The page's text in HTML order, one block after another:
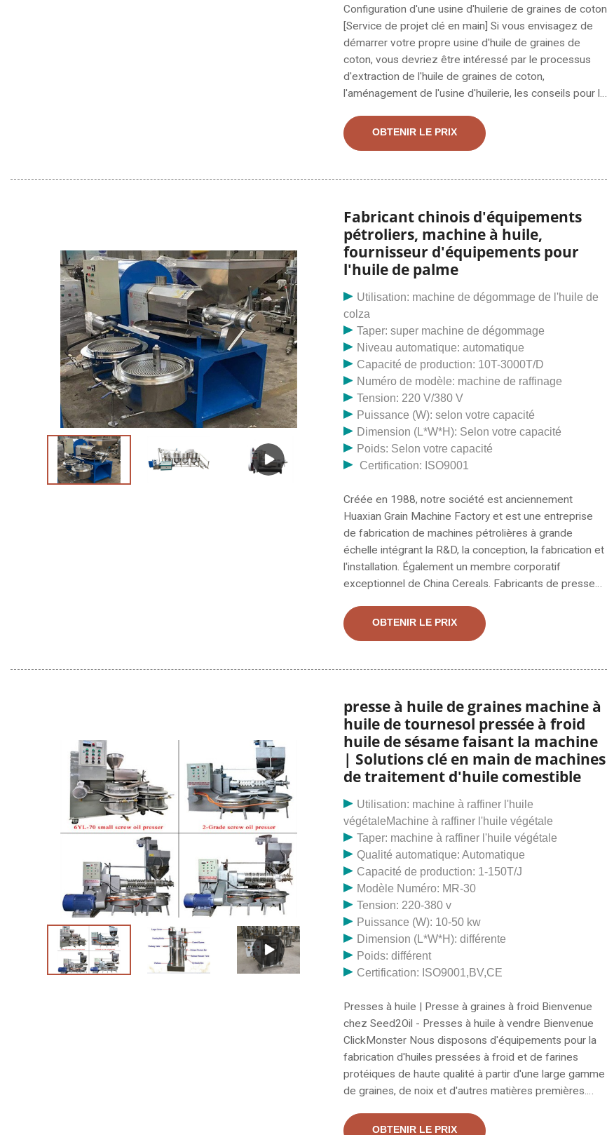
Configuration d'une usine d'huilerie de graines de coton
[Service de projet clé en main] Si vous envisagez de
démarrer votre propre usine d'huile de graines de
coton, vous devriez être intéressé par le processus
d'extraction de l'huile de graines de coton,
l'aménagement de l'usine d'huilerie, les conseils pour la
Je souhaite acheter une petite usine de pressage
d'huile et une petite ligne de raffinage d'huile pour
comme le tournesol, le soja, le sésame et les graines
FO Cher Monsieur, Puis-je savoir quel est votre
principal ?
OBTENIR LE PRIX
Fabricant chinois d'équipements
pétroliers, machine à huile,
fournisseur d'équipements pour
l'huile de palme
Utilisation: machine de dégommage de l'huile de
colza
Taper: super machine de dégommage
Niveau automatique: automatique
Capacité de production: 10T-3000T/D
Numéro de modèle: machine de raffinage
Tension: 220 V/380 V
Puissance (W): selon votre capacité
Dimension (L*W*H): Selon votre capacité
Poids: Selon votre capacité
Certification: ISO9001
Créée en 1988, notre société est anciennement
Huaxian Grain Machine Factory et est une entreprise
de fabrication de machines pétrolières à grande
échelle intégrant la R&D, la conception, la fabrication et
l'installation. Également un membre corporatif
exceptionnel de China Cereals. Fabricants de presses
presse à huile de haute qualité au meilleur prix auprès
de fabricants chinois certifiés de pompes à huile, de
OBTENIR LE PRIX
presse à huile de graines machine à
huile de tournesol pressée à froid
huile de sésame faisant la machine
| Solutions clé en main de machines
de traitement d'huile comestible
Utilisation: machine à raffiner l'huile
végétaleMachine à raffiner l'huile végétale
Taper: machine à raffiner l'huile végétale
Qualité automatique: Automatique
Capacité de production: 1-150T/J
Modèle Numéro: MR-30
Tension: 220-380 v
Puissance (W): 10-50 kw
Dimension (L*W*H): différente
Poids: différent
Certification: ISO9001,BV,CE
Presses à huile | Presse à graines à froid Bienvenue
chez Seed2Oil - Presses à huile à vendre Bienvenue
ClickMonster Nous disposons d'équipements pour la
fabrication d'huiles pressées à froid et de farines
protéiques de haute qualité à partir d'une large gamme
de graines, de noix et d'autres matières premières.
biens à vendre, depuis les voitures, les meubles,
OBTENIR LE PRIX